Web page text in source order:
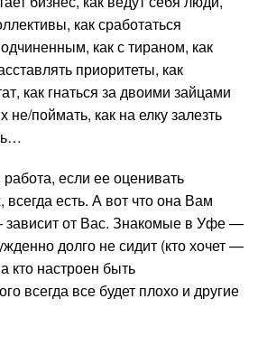
как сработаться
как с тираном, как
приоритеты, как
как гнаться за двоими зайцами
не/поймать, как на елку залезть
если ее оценивать
всегда есть. А вот что она Вам
зависит от Вас. Знакомые в Уфе —
долго не сидит (кто хочет —
кто настроен быть
всегда все будет плохо и другие